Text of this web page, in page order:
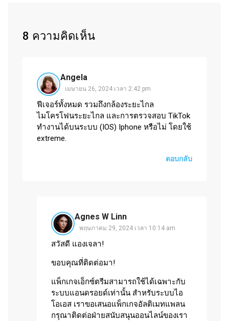
8 ความคิดเห็น
Angela
เมษายน 26, 2024 เวลา 2:42 pm
ฟีเจอร์ทั้งหมด รวมถึงกล้องระยะไกล
ไมโครโฟนระยะไกล และการตรวจสอบ TikTok
ทำงานได้บนระบบ (IOS) Iphone หรือไม่ โดยใช้
extreme.
ตอบกลับ
Agnes W Linn
พฤษภาคม 29, 2024 เวลา 10:14 am
สวัสดี แองเจลา!
ขอบคุณที่ติดต่อมา!
แพ็กเกจเอ็กซ์ตรีมสามารถใช้ได้เฉพาะกับ
ระบบแอนดรอยด์เท่านั้น สำหรับระบบไอ
โอเอส เราขอเสนอแพ็กเกจอัลติเมทแพลน
กรุณาติดต่อฝ่ายสนับสนุนออนไลน์ของเรา